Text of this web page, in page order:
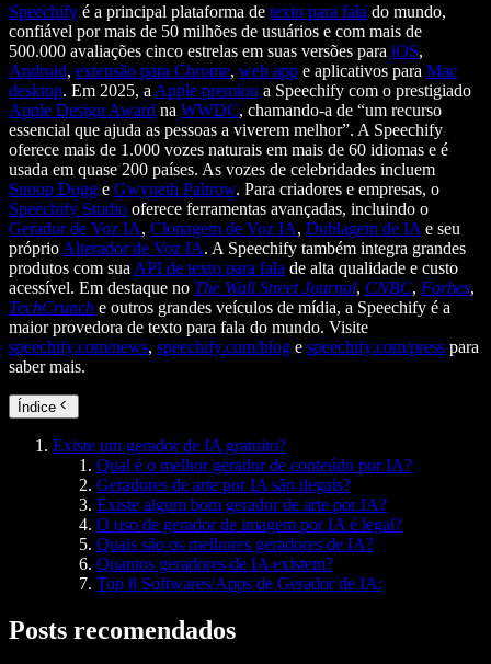
Speechify é a principal plataforma de texto para fala do mundo,
confiável por mais de 50 milhões de usuários e com mais de
500.000 avaliações cinco estrelas em suas versões para iOS,
Android, extensão para Chrome, web app e aplicativos para Mac
desktop. Em 2025, a Apple premiou a Speechify com o prestigiado
Apple Design Award na WWDC, chamando-a de “um recurso
essencial que ajuda as pessoas a viverem melhor”. A Speechify
oferece mais de 1.000 vozes naturais em mais de 60 idiomas e é
usada em quase 200 países. As vozes de celebridades incluem
Snoop Dogg e Gwyneth Paltrow. Para criadores e empresas, o
Speechify Studio oferece ferramentas avançadas, incluindo o
Gerador de Voz IA, Clonagem de Voz IA, Dublagem de IA e seu
próprio Alterador de Voz IA. A Speechify também integra grandes
produtos com sua API de texto para fala de alta qualidade e custo
acessível. Em destaque no The Wall Street Journal, CNBC, Forbes,
TechCrunch e outros grandes veículos de mídia, a Speechify é a
maior provedora de texto para fala do mundo. Visite
speechify.com/news, speechify.com/blog e speechify.com/press para
saber mais.
Índice
Existe um gerador de IA gratuito?
Qual é o melhor gerador de conteúdo por IA?
Geradores de arte por IA são ilegais?
Existe algum bom gerador de arte por IA?
O uso de gerador de imagem por IA é legal?
Quais são os melhores geradores de IA?
Quantos geradores de IA existem?
Top 8 Softwares/Apps de Gerador de IA:
Posts recomendados